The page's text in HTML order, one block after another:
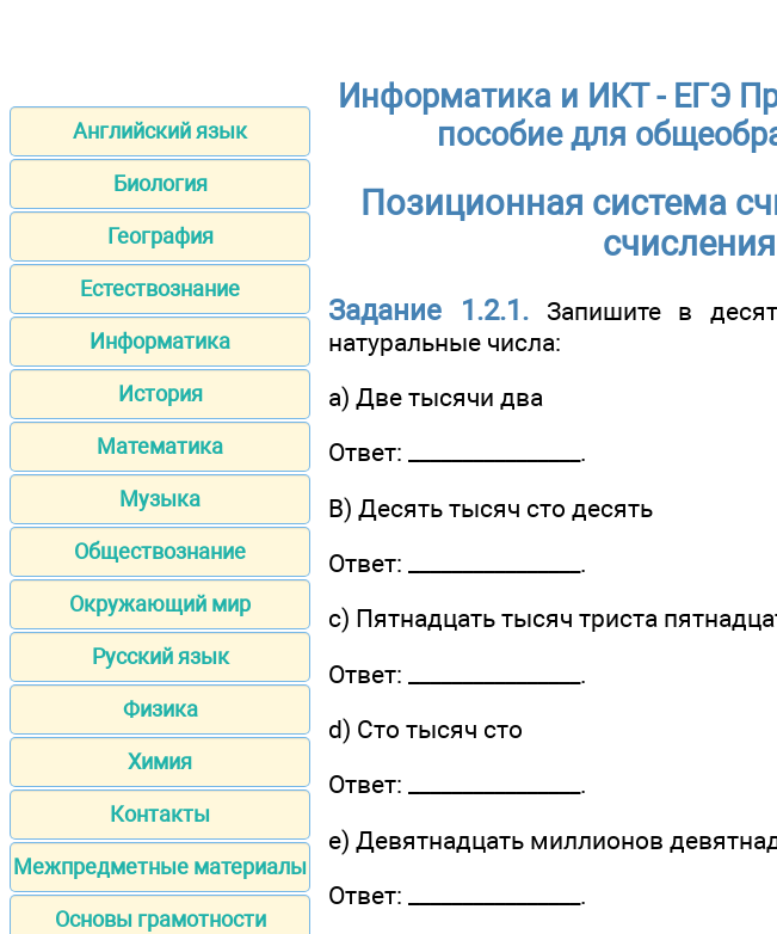
Английский язык
Биология
География
Естествознание
Информатика
История
Математика
Музыка
Обществознание
Окружающий мир
Русский язык
Физика
Химия
Контакты
Межпредметные материалы
Основы грамотности
Информатика и ИКТ - ЕГЭ
пособие для
Позиционная система
Задание 1.2.1.Запишите в
натуральные числа:
a) Две тысячи два
Ответ: ________________.
B) Десять тысяч сто десять
Ответ: ________________.
c) Пятнадцать тысяч триста
Ответ: ________________.
d) Сто тысяч сто
Ответ: ________________.
e) Девятнадцать миллионов
Ответ: ________________.